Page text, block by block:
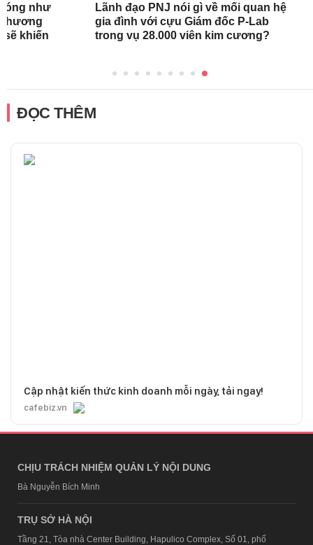
như
hương
sẽ khiến
Lãnh đạo PNJ nói gì về mối quan hệ
gia đình với cựu Giám đốc P-Lab
trong vụ 28.000 viên kim cương?
ĐỌC THÊM
Cập nhật kiến thức kinh doanh mỗi ngày, tải ngay!
cafebiz.vn
CHỊU TRÁCH NHIỆM QUẢN LÝ NỘI DUNG
Bà Nguyễn Bích Minh
TRỤ SỞ HÀ NỘI
Tầng 21, Tòa nhà Center Building, Hapulico Complex, Số 01, phố